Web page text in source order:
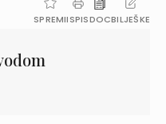
SPREMIISPISDOCBILJEŠKE